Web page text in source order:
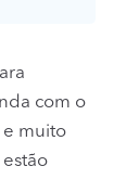
com o
e muito